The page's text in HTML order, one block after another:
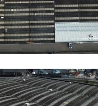
SISMICA
MANUTENZIONI
SISTEMI DI
ANTICADUTA
PROGETTAZIONE E